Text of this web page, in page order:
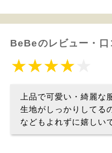
BeBeのレビュー・口
上品で可愛い・綺麗な
生地がしっかりしてる
などもよれずに嬉しい